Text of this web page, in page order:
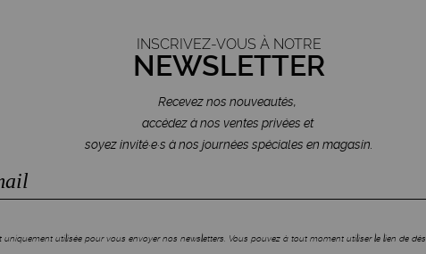
INSCRIVEZ-VOUS À NOTRE
NEWSLETTER
Recevez nos nouveautés,
accédez à nos ventes privées et
soyez invité·e·s à nos journées spéciales en magasin.
uniquement utilisée pour vous envoyer nos newsletters. Vous pouvez à tout moment utiliser le lien de